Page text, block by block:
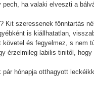
ha valaki elveszti a
Kit szeressenek fönntartás
is kiállhatatlan,
és fegyelmez, s nem
érzelmileg labilis tinitől,
hónapja otthagyott